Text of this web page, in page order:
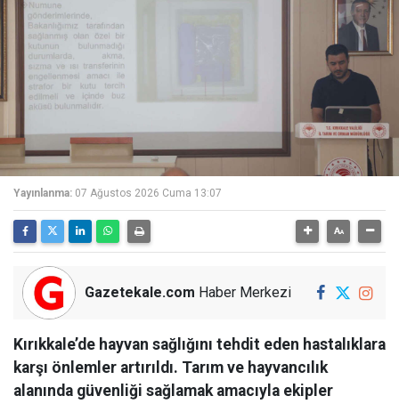
Yayınlanma: 07 Ağustos 2026 Cuma 13:07
Gazetekale.com Haber Merkezi
Kırıkkale’de hayvan sağlığını tehdit eden hastalıklara
karşı önlemler artırıldı. Tarım ve hayvancılık
alanında güvenliği sağlamak amacıyla ekipler